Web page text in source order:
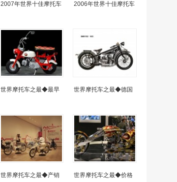
2007年世界十佳摩托车 2006年世界十佳摩托车
世界摩托车之最◆最早 世界摩托车之最◆德国
世界摩托车之最◆产销 世界摩托车之最◆价格